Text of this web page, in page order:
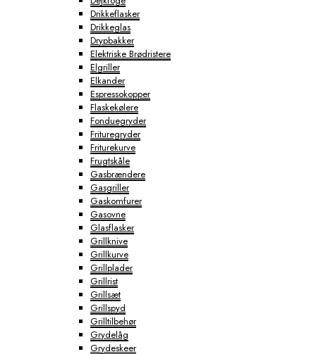
Drikkeflasker
Drikkeglas
Drypbakker
Elektriske Brødristere
Elgriller
Elkander
Espressokopper
Flaskekølere
Fonduegryder
Frituregryder
Friturekurve
Frugtskåle
Gasbrændere
Gasgriller
Gaskomfurer
Gasovne
Glasflasker
Grillknive
Grillkurve
Grillplader
Grillrist
Grillsæt
Grillspyd
Grilltilbehør
Grydelåg
Grydeskeer